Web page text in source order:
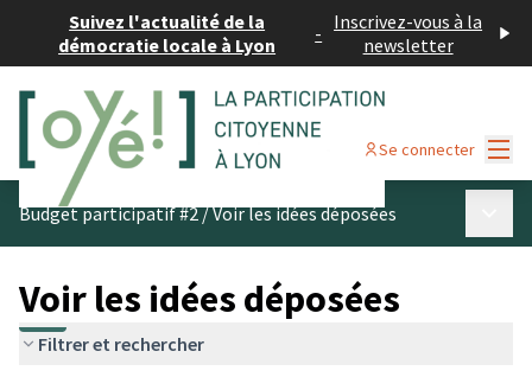
Suivez l'actualité de la
démocratie locale à Lyon
- Inscrivez-vous à la
newsletter
Se connecter
Budget participatif #2/Voir les idées déposées
Voir les idées déposées
Filtrer et rechercher